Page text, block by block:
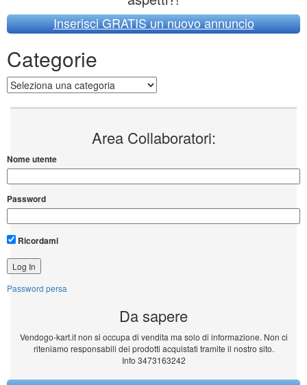
Inserisci GRATIS un nuovo annuncio
Categorie
Categorie
Area Collaboratori:
Nome utente
Password
Ricordami
Password persa
Da sapere
Vendogo-kart.it non si occupa di vendita ma solo di informazione. Non ci
riteniamo responsabili dei prodotti acquistati tramite il nostro sito.
Info 3473163242